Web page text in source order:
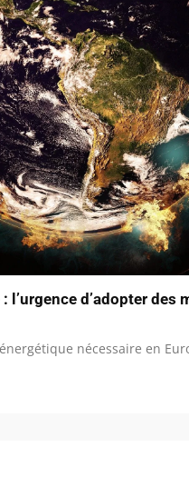
l’urgence d’adopter des
nécessaire en